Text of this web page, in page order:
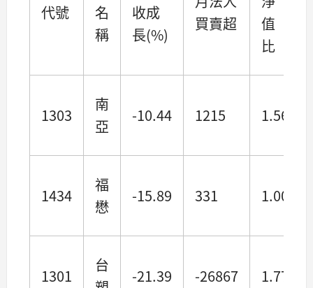
代號
名
稱
收成
長(%)
買賣超
值
比
1303
南
亞
-10.44 1215 1.56
1434
福
懋
-15.89 331 1.00
1301
台
-21.39 -26867 1.77